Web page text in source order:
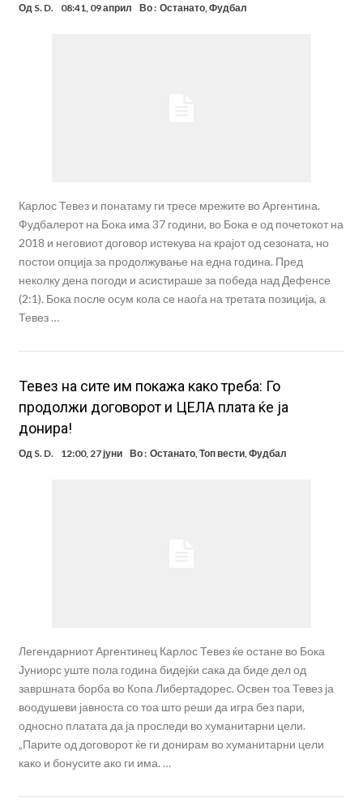
Од S. D. 08:41, 09 април Во : Останато, Фудбал
Карлос Тевез и понатаму ги тресе мрежите во Аргентина.
Фудбалерот на Бока има 37 години, во Бока е од почетокот на
2018 и неговиот договор истекува на крајот од сезоната, но
постои опција за продолжување на една година. Пред
неколку дена погоди и асистираше за победа над Дефенсе
(2:1). Бока после осум кола се наоѓа на третата позиција, а
Тевез …
Тевез на сите им покажа како треба: Го
продолжи договорот и ЦЕЛА плата ќе ја
донира!
Од S. D. 12:00, 27 јуни Во : Останато,Топ вести,Фудбал
Легендарниот Аргентинец Карлос Тевез ќе остане во Бока
Јуниорс уште пола година бидејќи сака да биде дел од
завршната борба во Копа Либертадорес. Освен тоа Тевез ја
воодушеви јавноста со тоа што реши да игра без пари,
односно платата да ја проследи во хуманитарни цели.
„Парите од договорот ќе ги донирам во хуманитарни цели
како и бонусите ако ги има. …